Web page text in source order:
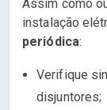
Assim como
instalação
periódica:
Verifique
disjuntores;